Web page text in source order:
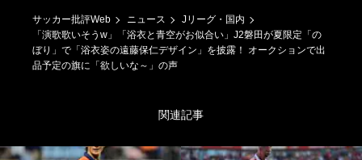
サッカー批評Web ニュース
Jリーグ・国内
「演歌歌いそうw」「浴衣と青空がお似合い」J2磐田が夏限定「の
ぼり」で「浴衣姿の遠藤保仁デザイン」を披露！ オークションで出
品予定の旗に「欲しいな～」の声
関連記事